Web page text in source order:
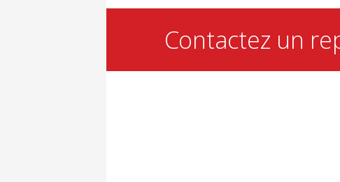
Contactez un